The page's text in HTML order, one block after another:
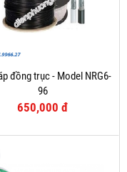
đồng trục - Model NRG6-
96
650,000 đ